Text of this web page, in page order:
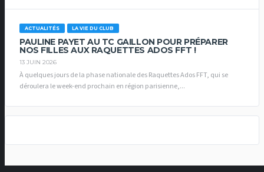
ACTUALITÉS LA VIE DU CLUB
PAULINE PAYET AU TC GAILLON POUR PRÉPARER
NOS FILLES AUX RAQUETTES ADOS FFT !
13 JUIN 2026
À quelques jours de la phase nationale des Raquettes Ados FFT, qui se
déroulera le week-end prochain en région parisienne,...